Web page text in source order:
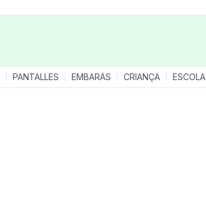
PANTALLES EMBARÀS CRIANÇA ESCOLA